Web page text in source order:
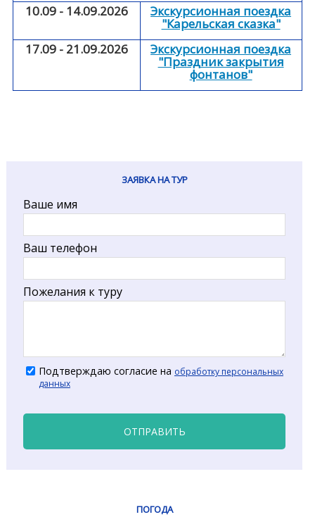
10.09 - 14.09.2026 Экскурсионная поездка
"Карельская сказка"
17.09 - 21.09.2026
Экскурсионная поездка
"Праздник закрытия
фонтанов"
ЗАЯВКА НА ТУР
Ваше имя
Ваш телефон
Пожелания к туру
Подтверждаю согласие на обработку персональных
данных
ОТПРАВИТЬ
ПОГОДА